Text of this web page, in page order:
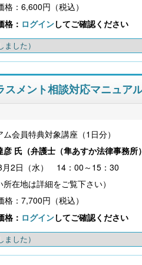
格：6,600円（税込）
格： ログインしてご確認ください
した）
メント相談対応マニュア
ム会員特典対象講座（1日分）
氏（弁護士（隼あすか法律事務所）
月2日（水） 14：00～15：30
格：7,700円（税込）
格： ログインしてご確認ください
した）